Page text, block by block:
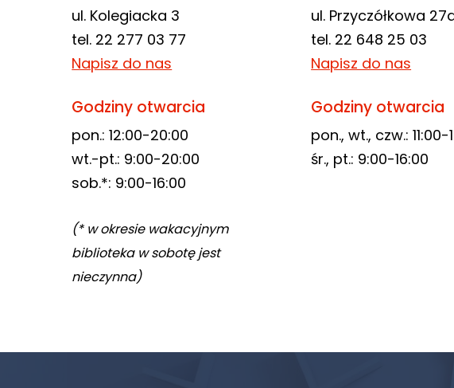
ul. Kolegiacka 3
tel. 22 277 03 77
Napisz do nas
Godziny otwarcia
pon.: 12:00-20:00
wt.-pt.: 9:00-20:00
sob.*: 9:00-16:00
(* w okresie wakacyjnym
biblioteka w sobotę jest
nieczynna)
ul. Przyczółkowa
tel. 22 648 25 03
Napisz do nas
Godziny otwarcia
pon., wt., czw.: 11:00-
śr., pt.: 9:00-16:00